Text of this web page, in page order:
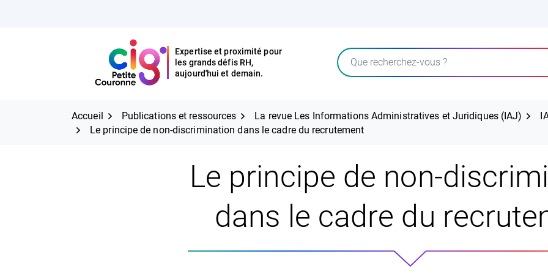
CIG Petite Couronne
Expertise et proximité pour
les grands défis RH,
aujourd'hui et demain.
Rechercher
CIG Petite Couronne
Expertise et proximité pour
les grands défis RH,
aujourd'hui et demain.
Accueil Publications et ressources La revue Les Informations Administratives et Juridiques (IAJ)
Le principe de non-discrimination dans le cadre du recrutement
Le principe de non-
dans le cadre du